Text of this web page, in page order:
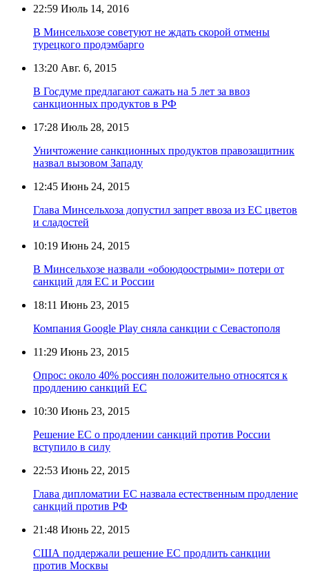
22:59 Июль 14, 2016
В Минсельхозе советуют не ждать скорой отмены
турецкого продэмбарго
13:20 Авг. 6, 2015
В Госдуме предлагают сажать на 5 лет за ввоз
санкционных продуктов в РФ
17:28 Июль 28, 2015
Уничтожение санкционных продуктов правозащитник
назвал вызовом Западу
12:45 Июнь 24, 2015
Глава Минсельхоза допустил запрет ввоза из ЕС цветов
и сладостей
10:19 Июнь 24, 2015
В Минсельхозе назвали «обоюдоострыми» потери от
санкций для ЕС и России
18:11 Июнь 23, 2015
Компания Google Play сняла санкции с Севастополя
11:29 Июнь 23, 2015
Опрос: около 40% россиян положительно относятся к
продлению санкций ЕС
10:30 Июнь 23, 2015
Решение ЕС о продлении санкций против России
вступило в силу
22:53 Июнь 22, 2015
Глава дипломатии ЕС назвала естественным продление
санкций против РФ
21:48 Июнь 22, 2015
США поддержали решение ЕС продлить санкции
против Москвы